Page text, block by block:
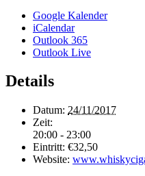
Google Kalender
iCalendar
Outlook 365
Outlook Live
Details
Datum: 24/11/2017
Zeit:
20:00 - 23:00
Eintritt: €32,50
Website: